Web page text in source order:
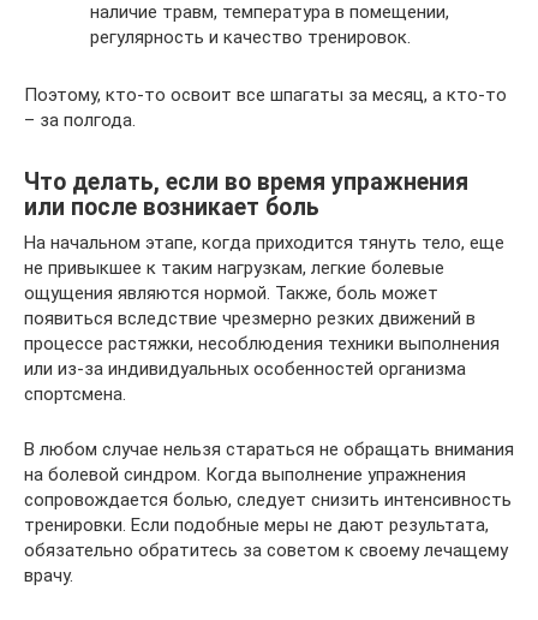
наличие травм, температура в помещении,
регулярность и качество тренировок.
Поэтому, кто-то освоит все шпагаты за месяц, а кто-то
– за полгода.
Что делать, если во время упражнения
или после возникает боль
На начальном этапе, когда приходится тянуть тело, еще
не привыкшее к таким нагрузкам, легкие болевые
ощущения являются нормой. Также, боль может
появиться вследствие чрезмерно резких движений в
процессе растяжки, несоблюдения техники выполнения
или из-за индивидуальных особенностей организма
спортсмена.
В любом случае нельзя стараться не обращать внимания
на болевой синдром. Когда выполнение упражнения
сопровождается болью, следует снизить интенсивность
тренировки. Если подобные меры не дают результата,
обязательно обратитесь за советом к своему лечащему
врачу.